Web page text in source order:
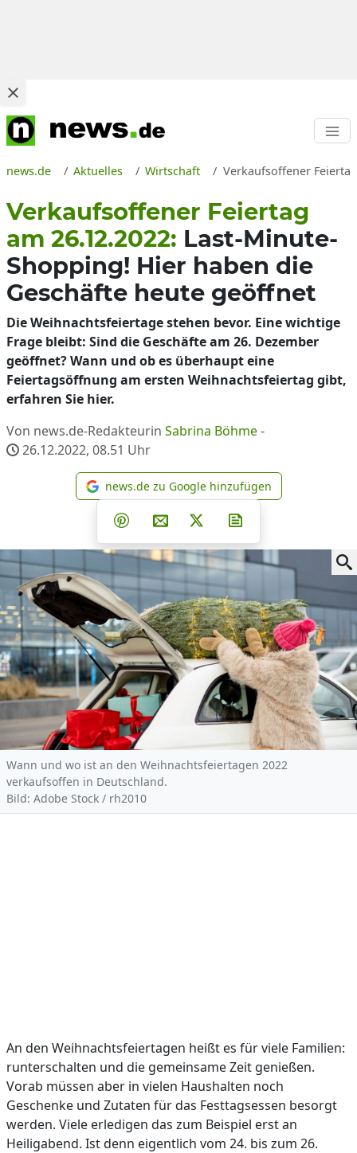
news.de Aktuelles Wirtschaft Verkaufsoffener
Verkaufsoffener Feiertag
am 26.12.2022: Last-Minute-
Shopping! Hier haben die
Geschäfte heute geöffnet
Die Weihnachtsfeiertage stehen bevor. Eine wichtige
Frage bleibt: Sind die Geschäfte am 26. Dezember
geöffnet? Wann und ob es überhaupt eine
Feiertagsöffnung am ersten Weihnachtsfeiertag gibt,
erfahren Sie hier.
Von news.de-Redakteurin Sabrina Böhme-
26.12.2022, 08.51 Uhr
news.de zu Google
news.de zu Google hinzufügen
Teilen auf Facebook
Teilen auf Whatsapp
Teilen auf Telegram
Teilen auf Pinterest
Per E-Mail teilen
Post auf X
Wann und wo ist an den Weihnachtsfeiertagen 2022
verkaufsoffen in Deutschland.
Bild: Adobe Stock / rh2010
An den Weihnachtsfeiertagen heißt es für viele Familien:
runterschalten und die gemeinsame Zeit genießen.
Vorab müssen aber in vielen Haushalten noch
Geschenke und Zutaten für das Festtagsessen besorgt
werden. Viele erledigen das zum Beispiel erst an
Heiligabend. Ist denn eigentlich vom 24. bis zum 26.